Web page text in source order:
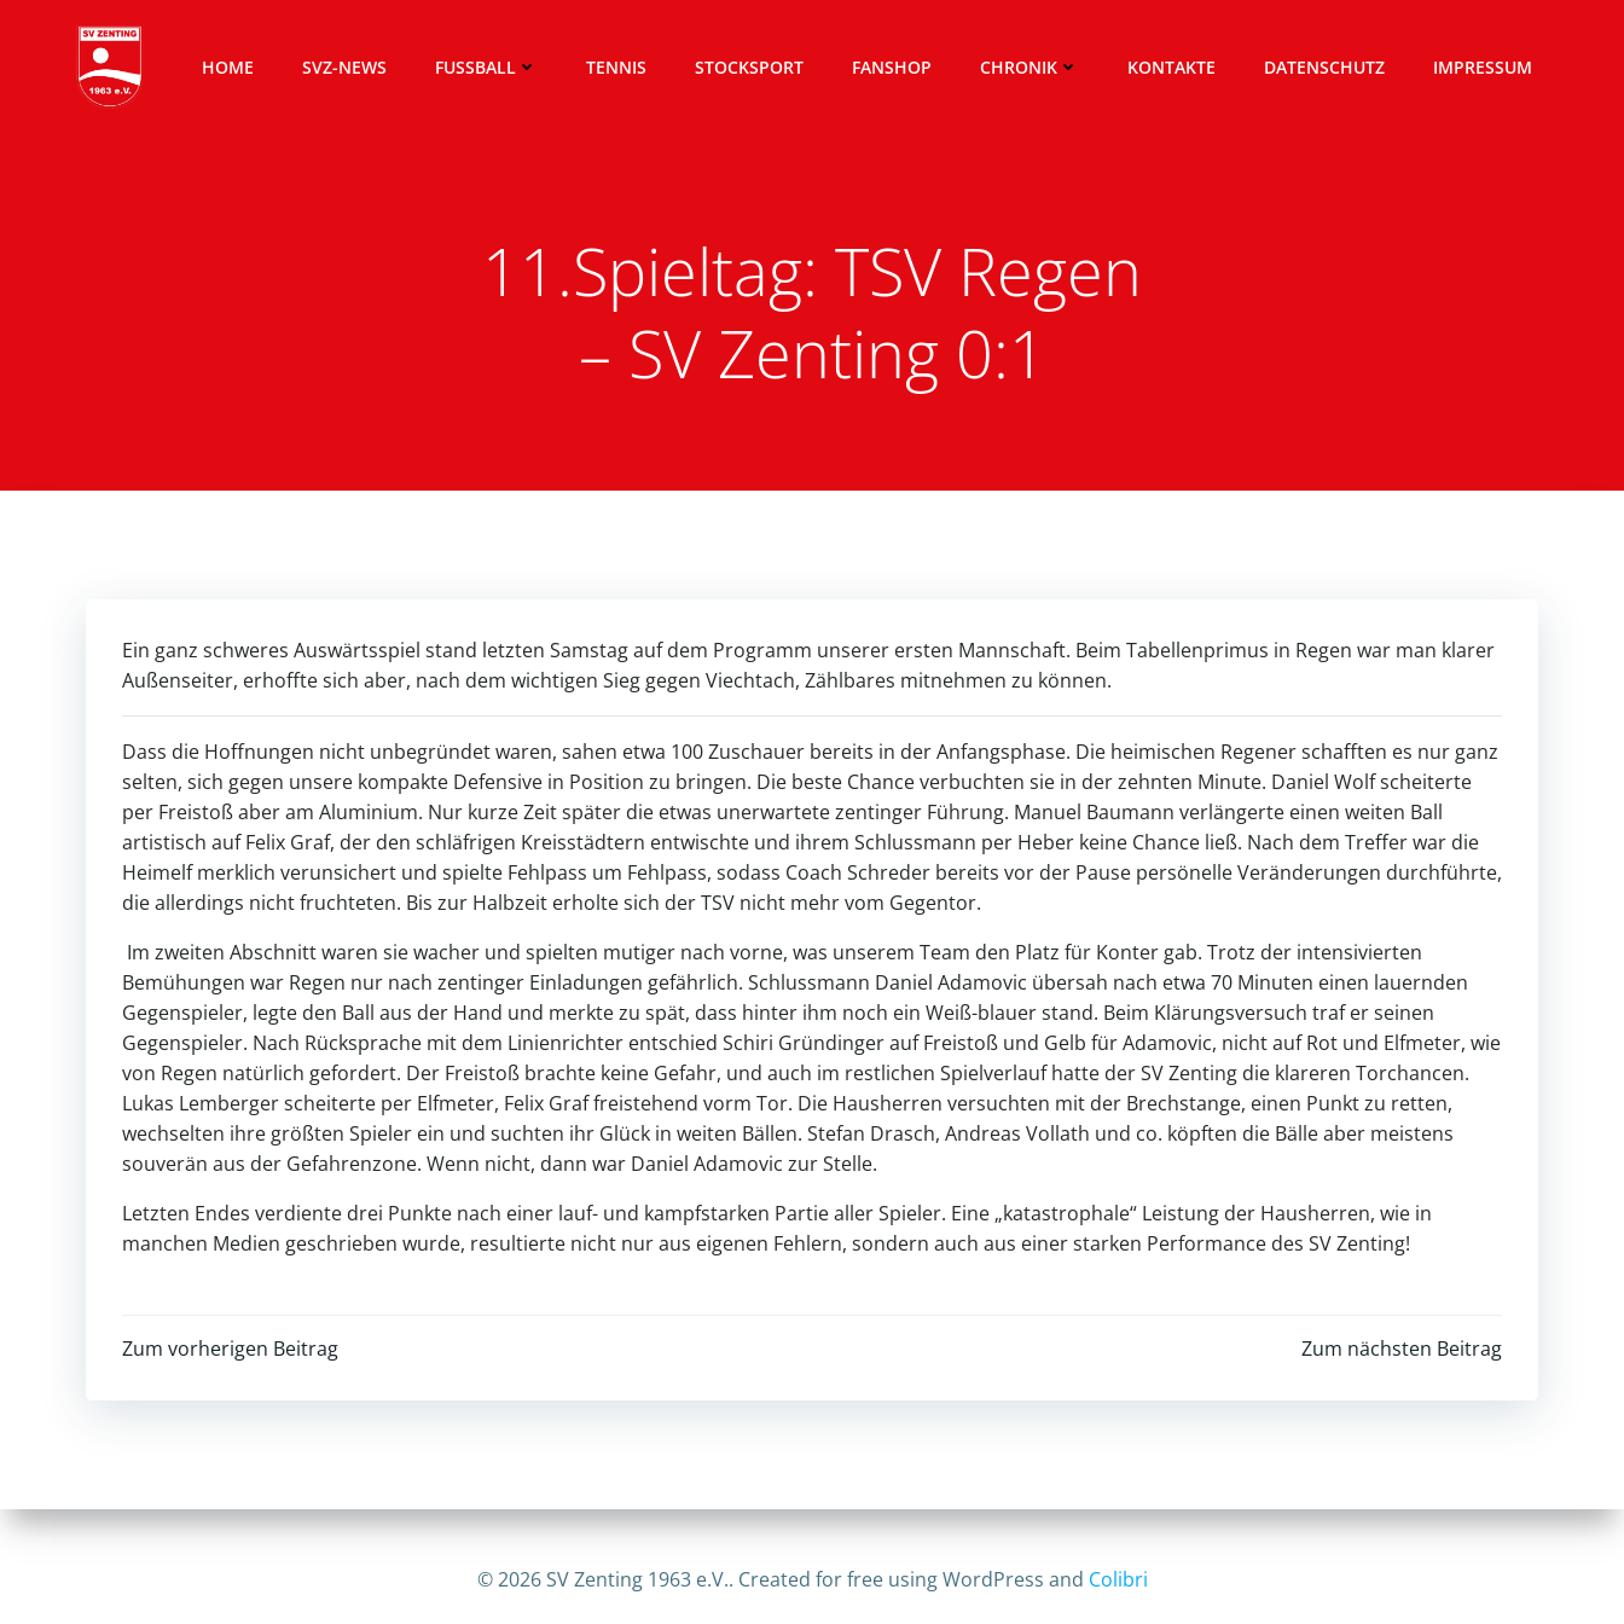
springen
HOME SVZ-NEWS FUSSBALL TENNIS STOCKSPORT FANSHOP CHRONIK KONTAKTE DATENSCHUTZ IMPRESSUM
11.Spieltag: TSV Regen
– SV Zenting 0:1
Ein ganz schweres Auswärtsspiel stand letzten Samstag auf dem Programm unserer ersten Mannschaft. Beim Tabellenprimus in Regen war man klarer
Außenseiter, erhoffte sich aber, nach dem wichtigen Sieg gegen Viechtach, Zählbares mitnehmen zu können.
Dass die Hoffnungen nicht unbegründet waren, sahen etwa 100 Zuschauer bereits in der Anfangsphase. Die heimischen Regener schafften es nur ganz
selten, sich gegen unsere kompakte Defensive in Position zu bringen. Die beste Chance verbuchten sie in der zehnten Minute. Daniel Wolf scheiterte
per Freistoß aber am Aluminium. Nur kurze Zeit später die etwas unerwartete zentinger Führung. Manuel Baumann verlängerte einen weiten Ball
artistisch auf Felix Graf, der den schläfrigen Kreisstädtern entwischte und ihrem Schlussmann per Heber keine Chance ließ. Nach dem Treffer war die
Heimelf merklich verunsichert und spielte Fehlpass um Fehlpass, sodass Coach Schreder bereits vor der Pause persönelle Veränderungen durchführte,
die allerdings nicht fruchteten. Bis zur Halbzeit erholte sich der TSV nicht mehr vom Gegentor.
Im zweiten Abschnitt waren sie wacher und spielten mutiger nach vorne, was unserem Team den Platz für Konter gab. Trotz der intensivierten
Bemühungen war Regen nur nach zentinger Einladungen gefährlich. Schlussmann Daniel Adamovic übersah nach etwa 70 Minuten einen lauernden
Gegenspieler, legte den Ball aus der Hand und merkte zu spät, dass hinter ihm noch ein Weiß-blauer stand. Beim Klärungsversuch traf er seinen
Gegenspieler. Nach Rücksprache mit dem Linienrichter entschied Schiri Gründinger auf Freistoß und Gelb für Adamovic, nicht auf Rot und Elfmeter, wie
von Regen natürlich gefordert. Der Freistoß brachte keine Gefahr, und auch im restlichen Spielverlauf hatte der SV Zenting die klareren Torchancen.
Lukas Lemberger scheiterte per Elfmeter, Felix Graf freistehend vorm Tor. Die Hausherren versuchten mit der Brechstange, einen Punkt zu retten,
wechselten ihre größten Spieler ein und suchten ihr Glück in weiten Bällen. Stefan Drasch, Andreas Vollath und co. köpften die Bälle aber meistens
souverän aus der Gefahrenzone. Wenn nicht, dann war Daniel Adamovic zur Stelle.
Letzten Endes verdiente drei Punkte nach einer lauf- und kampfstarken Partie aller Spieler. Eine „katastrophale“ Leistung der Hausherren, wie in
manchen Medien geschrieben wurde, resultierte nicht nur aus eigenen Fehlern, sondern auch aus einer starken Performance des SV Zenting!
Post
navigation
Zum vorherigen Beitrag
navigation
Zum nächsten Beitrag
© 2026 SV Zenting 1963 e.V.. Created for free using WordPress and Colibri